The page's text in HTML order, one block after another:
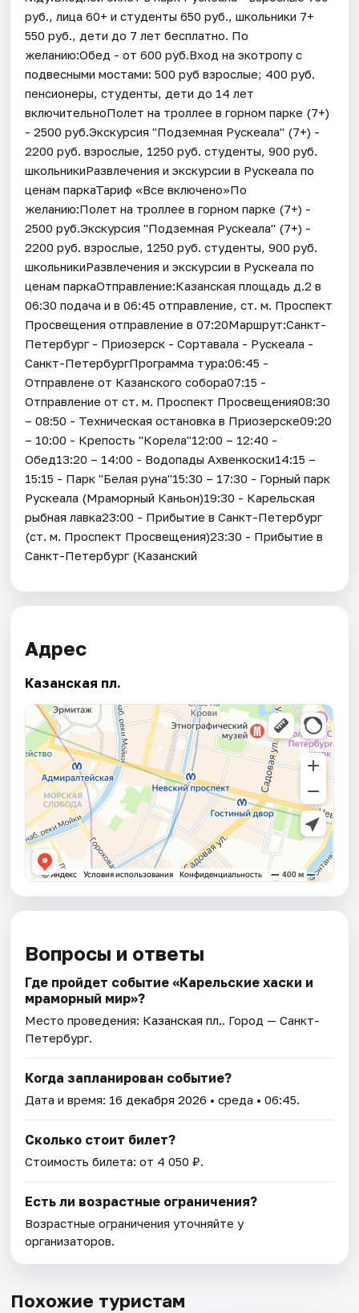
руб., лица 60+ и студенты 650 руб., школьники 7+
550 руб., дети до 7 лет бесплатно. По
желанию:Обед - от 600 руб.Вход на экотропу с
подвесными мостами: 500 руб взрослые; 400 руб.
пенсионеры, студенты, дети до 14 лет
включительноПолет на троллее в горном парке (7+)
- 2500 руб.Экскурсия "Подземная Рускеала" (7+) -
2200 руб. взрослые, 1250 руб. студенты, 900 руб.
школьникиРазвлечения и экскурсии в Рускеала по
ценам паркаТариф «Все включено»По
желанию:Полет на троллее в горном парке (7+) -
2500 руб.Экскурсия "Подземная Рускеала" (7+) -
2200 руб. взрослые, 1250 руб. студенты, 900 руб.
школьникиРазвлечения и экскурсии в Рускеала по
ценам паркаОтправление:Казанская площадь д.2 в
06:30 подача и в 06:45 отправление, ст. м. Проспект
Просвещения отправление в 07:20Маршрут:Санкт-
Петербург - Приозерск - Сортавала - Рускеала -
Санкт-ПетербургПрограмма тура:06:45 -
Отправлене от Казанского собора07:15 -
Отправление от ст. м. Проспект Просвещения08:30
– 08:50 - Техническая остановка в Приозерске09:20
– 10:00 - Крепость "Корела"12:00 – 12:40 -
Обед13:20 – 14:00 - Водопады Ахвенкоски14:15 –
15:15 - Парк "Белая руна"15:30 – 17:30 - Горный парк
Рускеала (Мраморный Каньон)19:30 - Карельская
рыбная лавка23:00 - Прибытие в Санкт-Петербург
(ст. м. Проспект Просвещения)23:30 - Прибытие в
Санкт-Петербург (Казанский
Адрес
Казанская пл.
Вопросы и ответы
Где пройдет событие «Карельские хаски и
мраморный мир»?
Место проведения: Казанская пл.. Город — Санкт-
Петербург.
Когда запланирован событие?
Дата и время: 16 декабря 2026 • среда • 06:45.
Сколько стоит билет?
Стоимость билета: от 4 050 ₽.
Есть ли возрастные ограничения?
Возрастные ограничения уточняйте у
организаторов.
Похожие туристам